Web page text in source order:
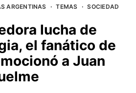
ARGENTINAS · TEMAS · SOCIEDAD
lucha de
el fanático de
a Juan